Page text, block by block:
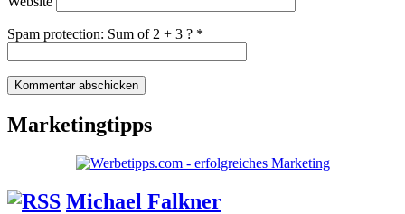
Spam protection: Sum of 2 + 3 ? *
Marketingtipps
Michael Falkner